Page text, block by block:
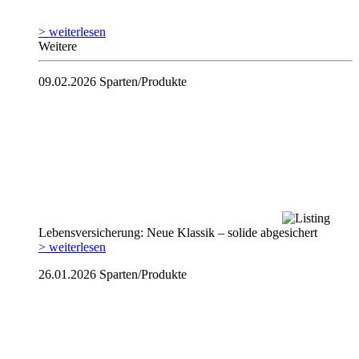
> weiterlesen
Weitere
09.02.2026 Sparten/Produkte
Lebensversicherung: Neue Klassik – solide abgesichert
> weiterlesen
26.01.2026 Sparten/Produkte